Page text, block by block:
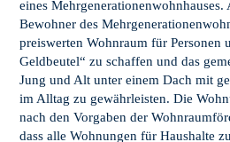
eines
Bewohner des
preiswerten Wohnraum für Personen
Geldbeutel“ zu schaffen und das
Jung und Alt unter einem Dach mit
im Alltag zu gewährleisten. Die
nach den Vorgaben der
dass alle Wohnungen für Haushalte